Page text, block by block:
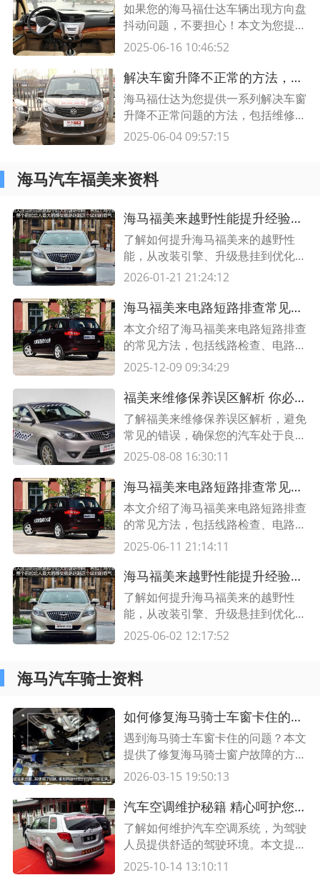
如果您的海马福仕达车辆出现方向盘
抖动问题，不要担心！本文为您提供
了一些有效的诊断和修复方法，让您
读本文。
2025-06-16 10:46:52
解决车窗升降不正常的方法，海马福仕达专业解决方案
海马福仕达为您提供一系列解决车窗
升降不正常问题的方法，包括维修，
更换零件等。海马福仕达为您提供专
2025-06-04 09:57:15
海马汽车福美来资料
海马福美来越野性能提升经验分享 挖掘您爱车的潜力
了解如何提升海马福美来的越野性
能，从改装引擎、升级悬挂到优化轮
胎选择。我们分享经验和技巧，帮助
2026-01-21 21:24:12
海马福美来电路短路排查常见方法及解决方案
本文介绍了海马福美来电路短路排查
的常见方法，包括线路检查、电路维
修和零部件更换等解决方案，帮助用
正常使用。
2025-12-09 09:34:29
福美来维修保养误区解析 你必须了解的重要信息
了解福美来维修保养误区解析，避免
常见的错误，确保您的汽车处于良好
的运行状态。阅读本文并了解关键维
2025-08-08 16:30:11
海马福美来电路短路排查常见方法及解决方案
本文介绍了海马福美来电路短路排查
的常见方法，包括线路检查、电路维
修和零部件更换等解决方案，帮助用
正常使用。
2025-06-11 21:14:11
海马福美来越野性能提升经验分享 挖掘您爱车的潜力
了解如何提升海马福美来的越野性
能，从改装引擎、升级悬挂到优化轮
胎选择。我们分享经验和技巧，帮助
2025-06-02 12:17:52
海马汽车骑士资料
如何修复海马骑士车窗卡住的问题 | 解决海马骑士窗户故障方法
遇到海马骑士车窗卡住的问题？本文
提供了修复海马骑士窗户故障的方
法，包含详细的步骤和注意事项。立
题。
2026-03-15 19:50:13
汽车空调维护秘籍 精心呵护您的驾驶体验
了解如何维护汽车空调系统，为驾驶
人员提供舒适的驾驶环境。本文提供
了一份汽车空调维护秘籍，包括清洁
2025-10-14 13:10:11